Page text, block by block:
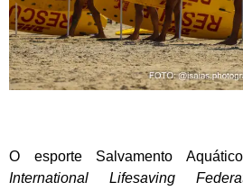
O esporte Salvamento
International Lifesaving